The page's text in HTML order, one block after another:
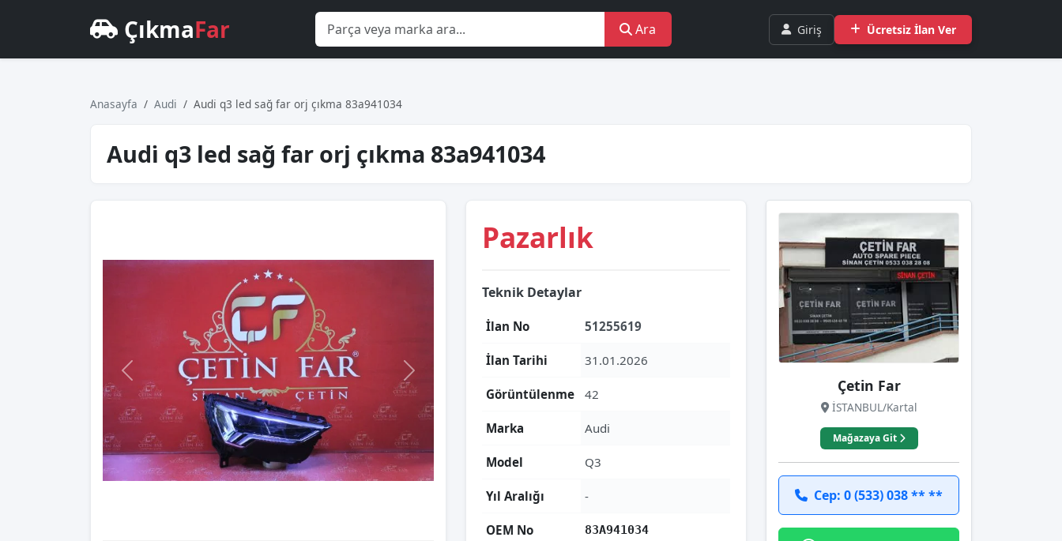
ÇıkmaFar Ara Giriş Ücretsiz İlan Ver
Anasayfa Audi Audi̇ q3 led sağ far orj çıkma 83a941034
Audi̇ q3 led sağ far orj çıkma 83a941034
Pazarlık
Teknik Detaylar
İlan No 51255619
İlan Tarihi 31.01.2026
Görüntülenme 42
Marka Audi
Model Q3
Yıl Aralığı -
OEM No 83A941034
Çetin Far
İSTANBUL/Kartal
Mağazaya Git
Cep: 0 (533) 038 ** **